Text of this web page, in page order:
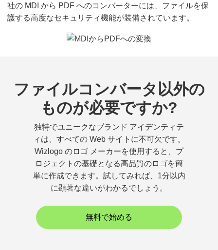
社の MDI から PDF へのコンバーターには、ファイルを保
護する高度なセキュリティ機能が装備されています。
ファイルコンバータ以外の
ものが必要ですか?
独特でユニークなブランド アイデンティテ
ィは、すべての Web サイトに不可欠です。
Wizlogo のロゴ メーカーを使用すると、プ
ロジェクトの基礎となる高品質のロゴを簡
単に作成できます。試してみれば、1分以内
に顕著な違いがわかるでしょう。
無料で始める